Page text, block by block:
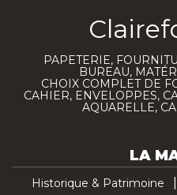
PAPETERIE,
BUREAU,
CHOIX COMPLET DE
CAHIER, ENVELOPPES,
AQUARELLE,
LA
Historique & Patrimoine